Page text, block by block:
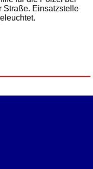
Straße. Einsatzstelle